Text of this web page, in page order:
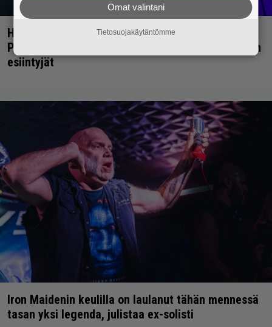
Hellsinki Metal Festival -galleria, osa 2: Opeth,
Paradise Lost, The Kovenant ja muut päätöspäivän
esiintyjät
Iron Maidenin keulilla on laulanut tähän mennessä
tasan yksi legenda, julistaa ex-solisti
Omat valintani
Tietosuojakäytäntömme